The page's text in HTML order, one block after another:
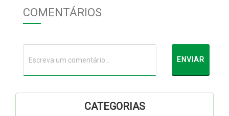
COMENTÁRIOS
CATEGORIAS